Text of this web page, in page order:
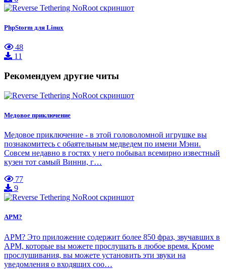
PhpStorm для Linux
48
11
Рекомендуем другие читы
Медовое приключение
Медовое приключение - в этой головоломной игрушке вы
познакомитесь с обаятельным медведем по имени Мэни.
Совсем недавно в гостях у него побывал всемирно известный
кузен тот самый Винни, г…
77
9
APM?
APM? Это приложение содержит более 850 фраз, звучавших в
APM, которые вы можете прослушать в любое время. Кроме
прослушивания, вы можете установить эти звуки на
уведомления о входящих соо…